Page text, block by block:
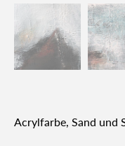
Acryl­far­be, Sand und